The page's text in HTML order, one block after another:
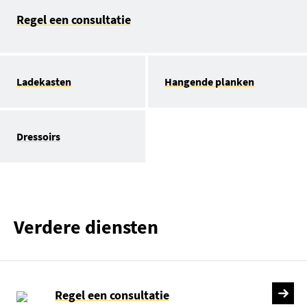
Regel een consultatie
Ladekasten Hangende planken
Dressoirs
Verdere diensten
Regel een consultatie